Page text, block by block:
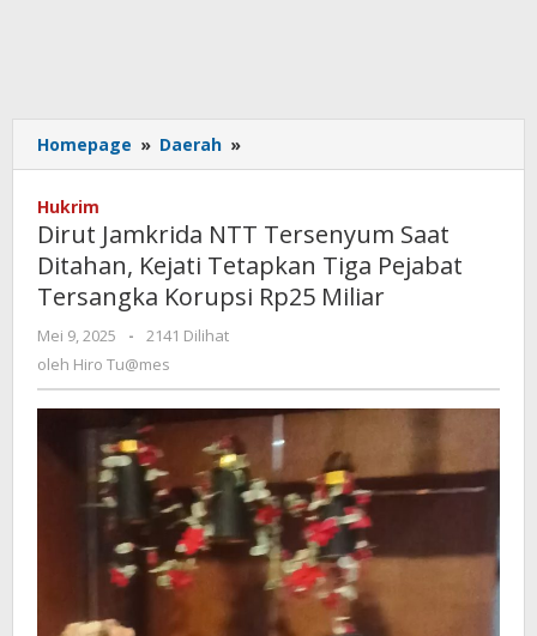
Homepage » Daerah »
Jamkrida
Saat
Ditahan,
Kejati
Tetapkan
Tersangka
Korupsi
Rp25
Miliar
Hukrim
Dirut Jamkrida NTT Tersenyum Saat
Ditahan, Kejati Tetapkan Tiga Pejabat
Tersangka Korupsi Rp25 Miliar
Mei 9, 2025
oleh
Hiro
Tu@mes
-
2141 Dilihat
oleh Hiro Tu@mes